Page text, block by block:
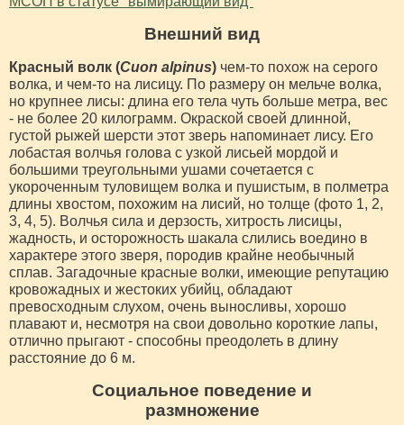
Внешний вид
Красный волк (Cuon alpinus) чем-то похож на серого
волка, и чем-то на лисицу. По размеру он мельче волка,
но крупнее лисы: длина его тела чуть больше метра, вес
- не более 20 килограмм. Окраской своей длинной,
густой рыжей шерсти этот зверь напоминает лису. Его
лобастая волчья голова с узкой лисьей мордой и
большими треугольными ушами сочетается с
укороченным туловищем волка и пушистым, в полметра
длины хвостом, похожим на лисий, но толще (фото 1, 2,
3, 4, 5). Волчья сила и дерзость, хитрость лисицы,
жадность, и осторожность шакала слились воедино в
характере этого зверя, породив крайне необычный
сплав. Загадочные красные волки, имеющие репутацию
кровожадных и жестоких убийц, обладают
превосходным слухом, очень выносливы, хорошо
плавают и, несмотря на свои довольно короткие лапы,
отлично прыгают - способны преодолеть в длину
расстояние до 6 м.
Социальное поведение и
размножение